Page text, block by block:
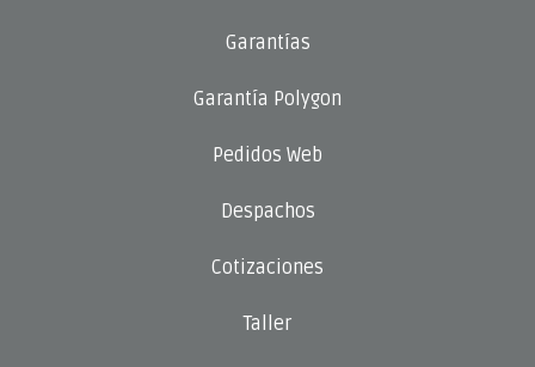
Garantías
Garantía Polygon
Pedidos Web
Despachos
Cotizaciones
Taller